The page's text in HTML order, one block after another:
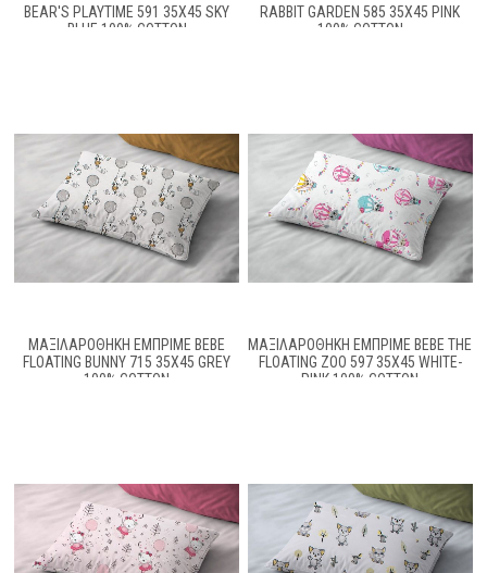
BEAR'S PLAYTIME 591 35X45 SKY
BLUE 100% COTTON
RABBIT GARDEN 585 35X45 PINK
100% COTTON
ΜΑΞΙΛΑΡΟΘΉΚΗ ΕΜΠΡΙΜΈ BEBE
FLOATING BUNNY 715 35X45 GREY
100% COTTON
ΜΑΞΙΛΑΡΟΘΉΚΗ ΕΜΠΡΙΜΈ BEBE THE
FLOATING ZOO 597 35X45 WHITE-
PINK 100% COTTON